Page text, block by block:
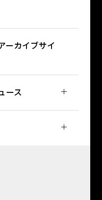
ーカイブサイ
ース